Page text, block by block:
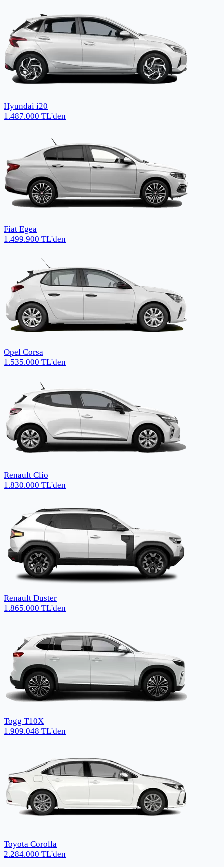
Hyundai i20
1.487.000 TL'den
Fiat Egea
1.499.900 TL'den
Opel Corsa
1.535.000 TL'den
Renault Clio
1.830.000 TL'den
Renault Duster
1.865.000 TL'den
Togg T10X
1.909.048 TL'den
Toyota Corolla
2.284.000 TL'den